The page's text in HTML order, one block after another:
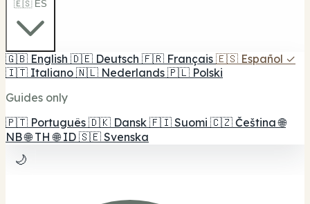
🇪🇸 ES
🇬🇧 English 🇩🇪 Deutsch 🇫🇷 Français 🇪🇸 Español ✓
🇮🇹 Italiano 🇳🇱 Nederlands 🇵🇱 Polski
Guides only
🇵🇹 Português 🇩🇰 Dansk 🇫🇮 Suomi 🇨🇿 Čeština 🌐
NB 🌐 TH 🌐 ID 🇸🇪 Svenska
🌙